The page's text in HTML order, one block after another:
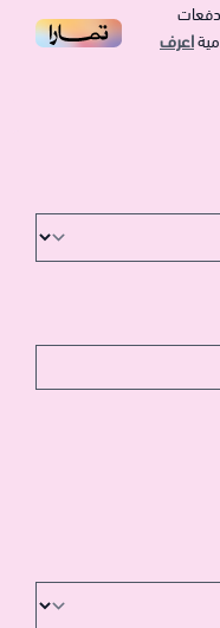
دفعات
اعرف